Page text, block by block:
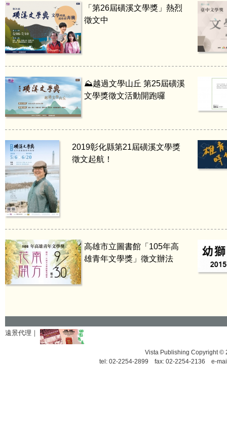
「第26屆磺溪文學獎」熱烈
徵文中
⛰️越過文學山丘 第25屆磺溪
文學獎徵文活動開跑囉
2019彰化縣第21屆磺溪文學獎
徵文起航！
高雄市立圖書館「105年高
雄青年文學獎」徵文辦法
遠景代理｜
Vista Publishing Copyright ©
tel: 02-2254-2899 fax: 02-2254-2136 e-